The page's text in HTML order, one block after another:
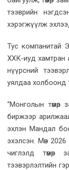
тээврийн
хэрэгжүүлж
Тус компанитай
ХХК-иуд хамтран
нүүрсний
уялдаа холбоонд
“Монголын
биржээр
эхлэн Мандал
эхэлсэн. Мөн
чиглэлд төмөр
тээвэрлэлтийн